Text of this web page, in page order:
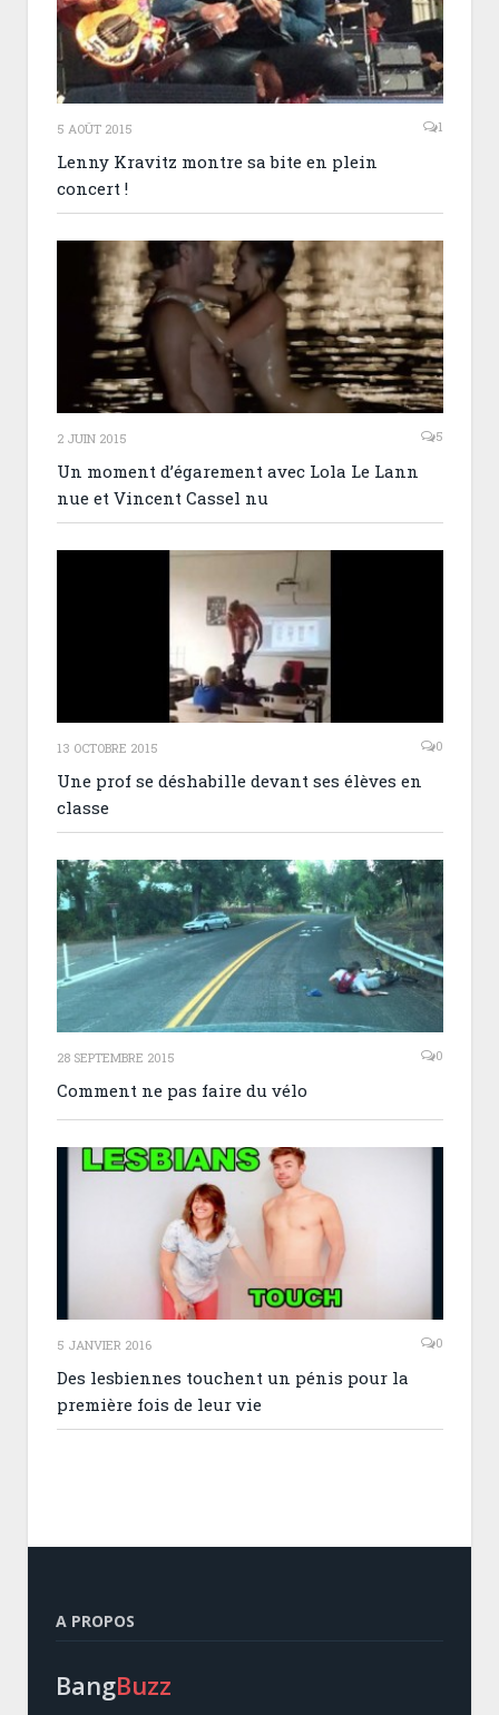
5 AOÛT 2015 1
Lenny Kravitz montre sa bite en plein
concert !
2 JUIN 2015 5
Un moment d’égarement avec Lola Le Lann
nue et Vincent Cassel nu
13 OCTOBRE 2015 0
Une prof se déshabille devant ses élèves en
classe
28 SEPTEMBRE 2015 0
Comment ne pas faire du vélo
5 JANVIER 2016 0
Des lesbiennes touchent un pénis pour la
première fois de leur vie
A PROPOS
BangBuzz